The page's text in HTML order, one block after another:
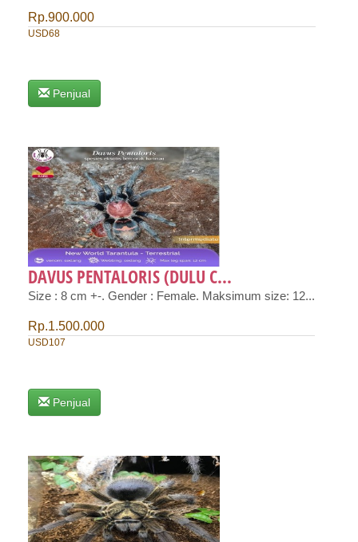
Rp.900.000
USD68
Penjual
DAVUS PENTALORIS (DULU C...
Size : 8 cm +-. Gender : Female. Maksimum size: 12...
Rp.1.500.000
USD107
Penjual